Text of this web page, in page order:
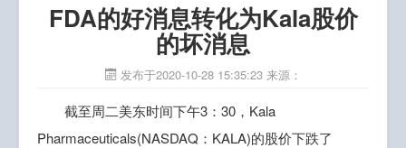
FDA的好消息转化为Kala股价
的坏消息
发布于2020-10-28 15:35:23 来源：
截至周二美东时间下午3：30，Kala
Pharmaceuticals(NASDAQ：KALA)的股价下跌了